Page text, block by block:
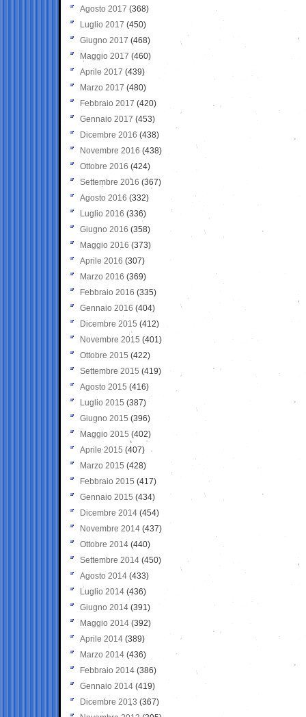
Agosto 2017 (368)
Luglio 2017 (450)
Giugno 2017 (468)
Maggio 2017 (460)
Aprile 2017 (439)
Marzo 2017 (480)
Febbraio 2017 (420)
Gennaio 2017 (453)
Dicembre 2016 (438)
Novembre 2016 (438)
Ottobre 2016 (424)
Settembre 2016 (367)
Agosto 2016 (332)
Luglio 2016 (336)
Giugno 2016 (358)
Maggio 2016 (373)
Aprile 2016 (307)
Marzo 2016 (369)
Febbraio 2016 (335)
Gennaio 2016 (404)
Dicembre 2015 (412)
Novembre 2015 (401)
Ottobre 2015 (422)
Settembre 2015 (419)
Agosto 2015 (416)
Luglio 2015 (387)
Giugno 2015 (396)
Maggio 2015 (402)
Aprile 2015 (407)
Marzo 2015 (428)
Febbraio 2015 (417)
Gennaio 2015 (434)
Dicembre 2014 (454)
Novembre 2014 (437)
Ottobre 2014 (440)
Settembre 2014 (450)
Agosto 2014 (433)
Luglio 2014 (436)
Giugno 2014 (391)
Maggio 2014 (392)
Aprile 2014 (389)
Marzo 2014 (436)
Febbraio 2014 (386)
Gennaio 2014 (419)
Dicembre 2013 (367)